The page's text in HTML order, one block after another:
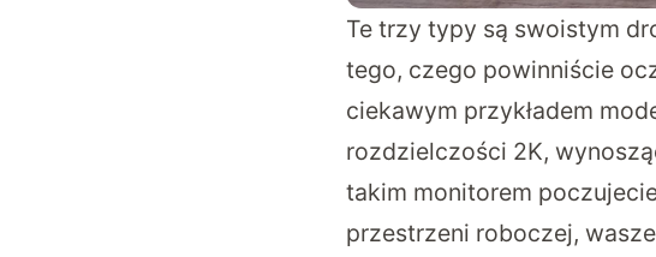
Te trzy typy są swoistym
tego, czego powinniście
ciekawym przykładem
rozdzielczości 2K,
takim monitorem
przestrzeni roboczej,